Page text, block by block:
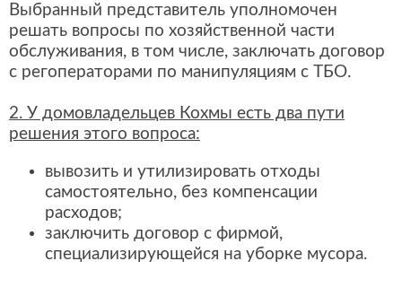
Выбранный представитель уполномочен
решать вопросы по хозяйственной части
обслуживания, в том числе, заключать договор
с регоператорами по манипуляциям с ТБО.
2. У домовладельцев Кохмы есть два пути
решения этого вопроса:
вывозить и утилизировать отходы
самостоятельно, без компенсации
расходов;
заключить договор с фирмой,
специализирующейся на уборке мусора.